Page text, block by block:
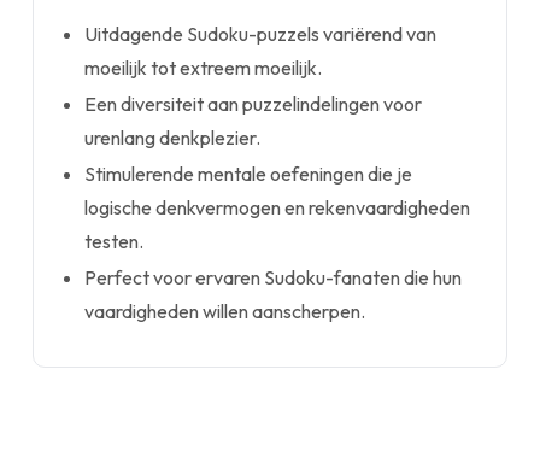
Uitdagende Sudoku-puzzels variërend van
moeilijk tot extreem moeilijk.
Een diversiteit aan puzzelindelingen voor
urenlang denkplezier.
Stimulerende mentale oefeningen die je
logische denkvermogen en rekenvaardigheden
testen.
Perfect voor ervaren Sudoku-fanaten die hun
vaardigheden willen aanscherpen.